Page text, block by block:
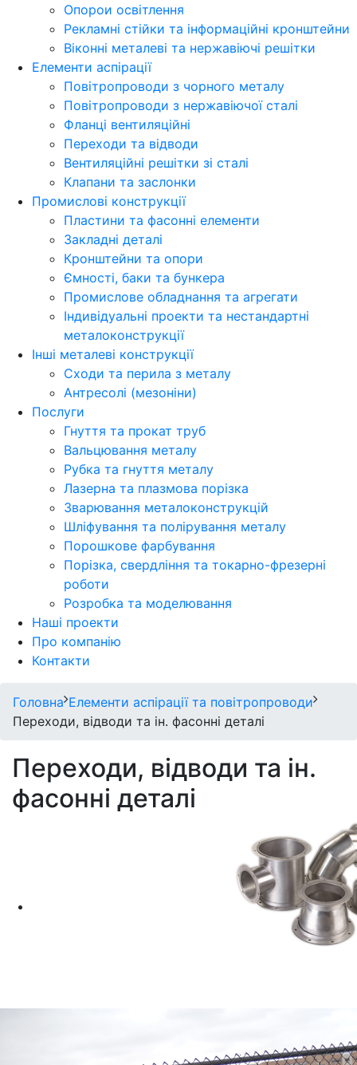
Опорои освітлення
Рекламні стійки та інформаційні кронштейни
Віконні металеві та нержавіючі решітки
Елементи аспірації
Повітропроводи з чорного металу
Повітропроводи з нержавіючої сталі
Фланці вентиляційні
Переходи та відводи
Вентиляційні решітки зі сталі
Клапани та заслонки
Промислові конструкції
Пластини та фасонні елементи
Закладні деталі
Кронштейни та опори
Ємності, баки та бункера
Промислове обладнання та агрегати
Індивідуальні проекти та нестандартні
металоконструкції
Інші металеві конструкції
Сходи та перила з металу
Антресолі (мезоніни)
Послуги
Гнуття та прокат труб
Вальцювання металу
Рубка та гнуття металу
Лазерна та плазмова порізка
Зварювання металоконструкцій
Шліфування та полірування металу
Порошкове фарбування
Порізка, свердління та токарно-фрезерні
роботи
Розробка та моделювання
Наші проекти
Про компанію
Контакти
Головна Елементи аспірації та повітропроводи
Переходи, відводи та ін. фасонні деталі
Переходи, відводи та ін.
фасонні деталі